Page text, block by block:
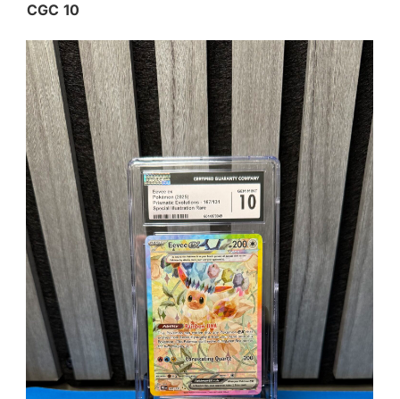
Tarvikkeet
Blind Boksit
Ennakot
Greidatut kortit
Irtokortit
Rip & Ship
Greidauspalvelu
CGC 10